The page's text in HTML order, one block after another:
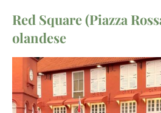
Red Square (Piazza
olandese